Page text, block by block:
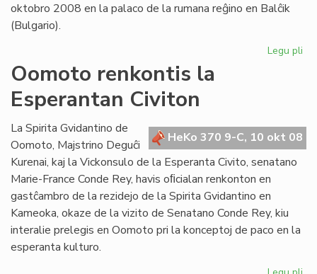
oktobro 2008 en la palaco de la rumana reĝino en Balĉik
(Bulgario).
Legu pli
Oomoto renkontis la
Esperantan Civiton
HeKo 370 9-C, 10 okt 08
La Spirita Gvidantino de
Oomoto, Majstrino Deguĉi
Kurenai, kaj la Vickonsulo de la Esperanta Civito, senatano
Marie-France Conde Rey, havis oﬁcialan renkonton en
gastĉambro de la rezidejo de la Spirita Gvidantino en
Kameoka, okaze de la vizito de Senatano Conde Rey, kiu
interalie prelegis en Oomoto pri la konceptoj de paco en la
esperanta kulturo.